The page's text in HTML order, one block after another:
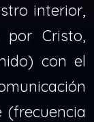
interior,
por Cristo,
con el
(frecuencia